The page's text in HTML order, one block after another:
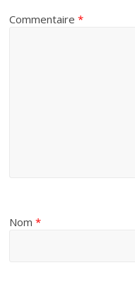
Commentaire*
Nom*